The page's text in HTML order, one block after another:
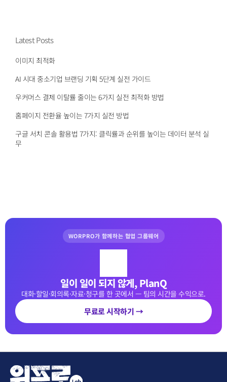
Latest Posts
이미지 최적화
AI 시대 중소기업 브랜딩 기획 5단계 실전 가이드
우커머스 결제 이탈률 줄이는 6가지 실전 최적화 방법
홈페이지 전환율 높이는 7가지 실전 방법
구글 서치 콘솔 활용법 7가지: 클릭률과 순위를 높이는 데이터 분석 실
무
WORPRO가 함께하는 협업 그룹웨어
일이 일이 되지 않게, PlanQ
대화·할일·회의록·자료·청구를 한 곳에서 — 팀의 시간을 수익으로.
무료로 시작하기 →